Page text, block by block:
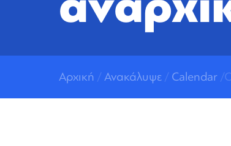
Αρχική / Ανακάλυψε / Calendar /